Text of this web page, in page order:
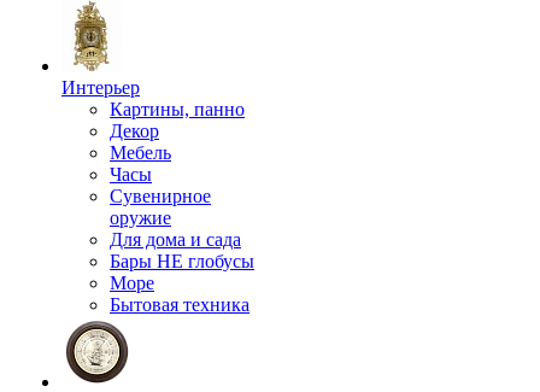
Интерьер
Картины, панно
Декор
Мебель
Часы
Сувенирное
оружие
Для дома и сада
Бары НЕ глобусы
Море
Бытовая техника